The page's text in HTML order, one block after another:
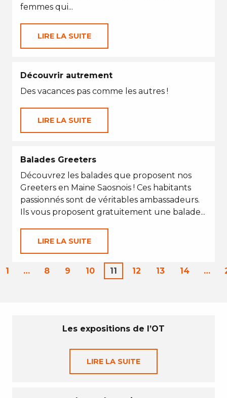
femmes qui...
LIRE LA SUITE
Découvrir autrement
Des vacances pas comme les autres !
LIRE LA SUITE
Balades Greeters
Découvrez les balades que proposent nos
Greeters en Maine Saosnois ! Ces habitants
passionnés sont de véritables ambassadeurs.
Ils vous proposent gratuitement une balade...
LIRE LA SUITE
1 … 8 9 10 11 12 13 14 …
Les expositions de l’OT
LIRE LA SUITE